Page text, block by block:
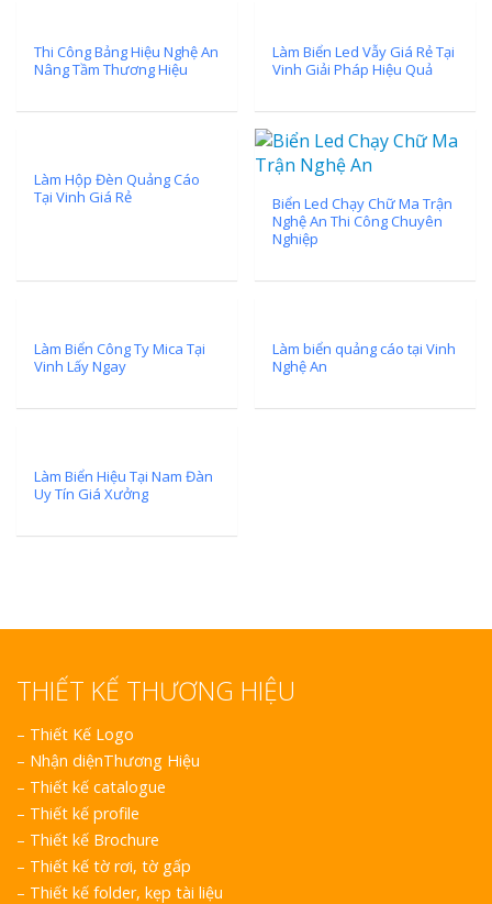
Thi Công Bảng Hiệu Nghệ An
Nâng Tầm Thương Hiệu
Làm Biển Led Vẫy Giá Rẻ Tại
Vinh Giải Pháp Hiệu Quả
Làm Hộp Đèn Quảng Cáo
Tại Vinh Giá Rẻ
Biển Led Chạy Chữ Ma Trận
Nghệ An Thi Công Chuyên
Nghiệp
Làm Biển Công Ty Mica Tại
Vinh Lấy Ngay
Làm biển quảng cáo tại Vinh
Nghệ An
Làm Biển Hiệu Tại Nam Đàn
Uy Tín Giá Xưởng
THIẾT KẾ THƯƠNG HIỆU
– Thiết Kế Logo
– Nhận diệnThương Hiệu
– Thiết kế catalogue
– Thiết kế profile
– Thiết kế Brochure
– Thiết kế tờ rơi, tờ gấp
– Thiết kế folder, kẹp tài liệu